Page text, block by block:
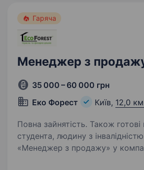
Гаряча
Менеджер з
35 000 – 60 000 грн
Еко Форест
Київ, 12,0
Повна зайнятість. Також готові
студента, людину з інвалідністю.
«Менеджер з продажу» у